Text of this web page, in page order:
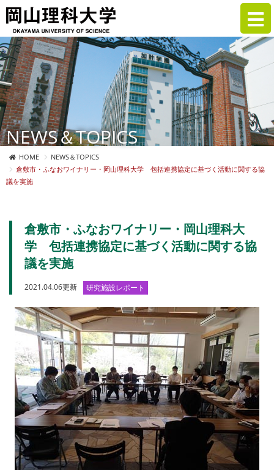
NEWS＆TOPICS
HOME
NEWS＆TOPICS
倉敷市・ふなおワイナリー・岡山理科大学 包括連携協定に基づく活動に関する協
議を実施
倉敷市・ふなおワイナリー・岡山理科大
学 包括連携協定に基づく活動に関する協
議を実施
2021.04.06更新 研究施設レポート